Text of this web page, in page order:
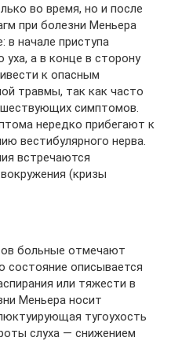
во время, но и после
при болезни Меньера
в начале приступа
уха, а в конце в сторону
к опасным
травмы, так как часто
симптомов.
нередко прибегают к
вестибулярного нерва.
встречаются
(кризы
больные отмечают
состояние описывается
или тяжести в
Меньера носит
тугоухость
слуха — снижением